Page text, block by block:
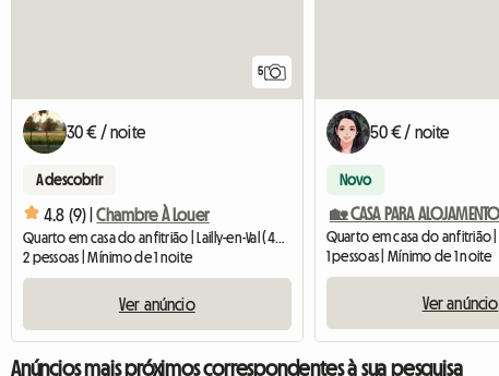
5
30 € / noite
A descobrir
4.8 (9) | Chambre À Louer
Quarto em casa do anfitrião | Lailly-en-Val (45740)
2 pessoas | Mínimo de 1 noite
Ver anúncio
50 € / noite
Novo
1 pessoas | Mínimo de 1 noite
Ver anúncio
Anúncios mais próximos correspondentes à sua pesquisa